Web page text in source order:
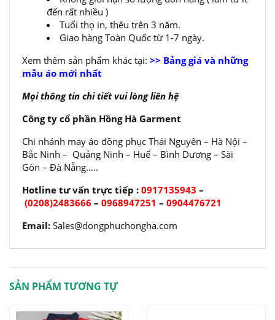
đến rất nhiều )
Tuổi thọ in, thêu trên 3 năm.
Giao hàng Toàn Quốc từ 1-7 ngày.
Xem thêm sản phẩm khác tại: >> Bảng giá và những
mẫu áo mới nhất
Mọi thông tin chi tiết vui lòng liên hệ
Công ty cổ phần Hồng Hà Garment
Chi nhánh may áo đồng phục Thái Nguyên – Hà Nội –
Bắc Ninh – Quảng Ninh – Huế – Bình Dương – Sài
Gòn – Đà Nẵng…..
Hotline tư vấn trực tiếp : 0917135943 –
(0208)2483666 – 0968947251 – 0904476721
Email: Sales@dongphuchongha.com
SẢN PHẨM TƯƠNG TỰ